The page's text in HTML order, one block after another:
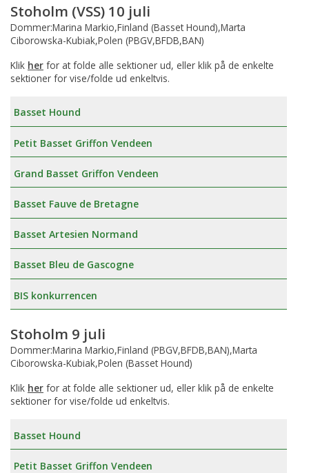
Stoholm (VSS) 10 juli
Dommer:Marina Markio,Finland (Basset Hound),Marta
Ciborowska-Kubiak,Polen (PBGV,BFDB,BAN)
Klik her for at folde alle sektioner ud, eller klik på de enkelte
sektioner for vise/folde ud enkeltvis.
Basset Hound
Petit Basset Griffon Vendeen
Grand Basset Griffon Vendeen
Basset Fauve de Bretagne
Basset Artesien Normand
Basset Bleu de Gascogne
BIS konkurrencen
Stoholm 9 juli
Dommer:Marina Markio,Finland (PBGV,BFDB,BAN),Marta
Ciborowska-Kubiak,Polen (Basset Hound)
Klik her for at folde alle sektioner ud, eller klik på de enkelte
sektioner for vise/folde ud enkeltvis.
Basset Hound
Petit Basset Griffon Vendeen